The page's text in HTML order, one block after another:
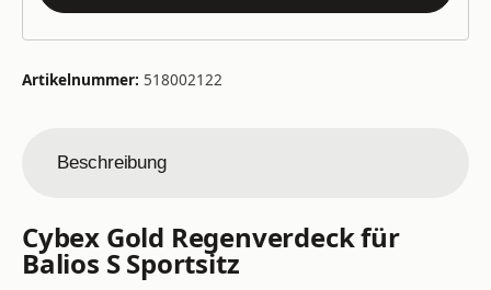
Artikelnummer: 518002122
Beschreibung
Cybex Gold Regenverdeck für
Balios S Sportsitz